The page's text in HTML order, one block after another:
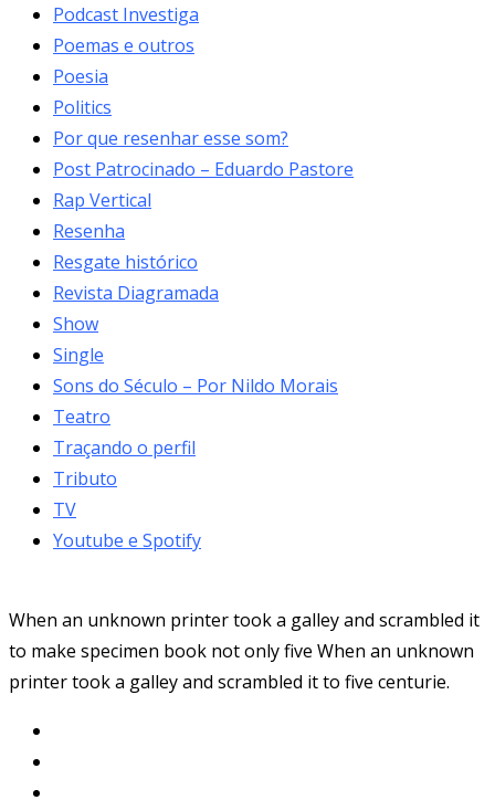
Podcast Investiga
Poemas e outros
Poesia
Politics
Por que resenhar esse som?
Post Patrocinado – Eduardo Pastore
Rap Vertical
Resenha
Resgate histórico
Revista Diagramada
Show
Single
Sons do Século – Por Nildo Morais
Teatro
Traçando o perfil
Tributo
TV
Youtube e Spotify
When an unknown printer took a galley and scrambled it
to make specimen book not only five When an unknown
printer took a galley and scrambled it to five centurie.